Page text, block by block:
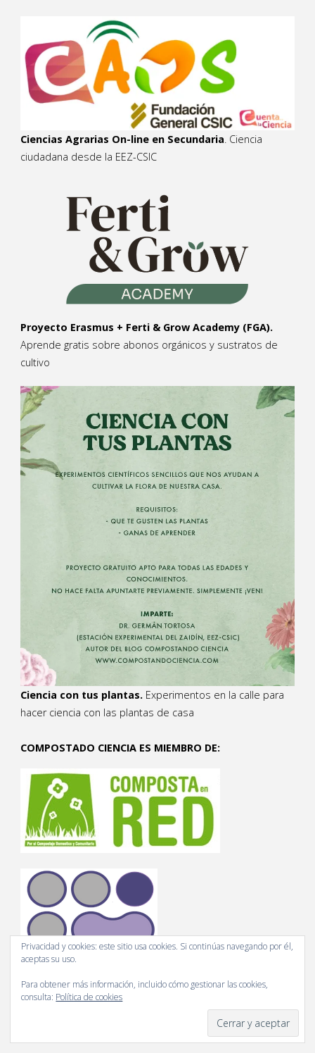
Ciencias Agrarias On-line en Secundaria. Ciencia
ciudadana desde la EEZ-CSIC
Proyecto Erasmus + Ferti & Grow Academy (FGA).
Aprende gratis sobre abonos orgánicos y sustratos de
cultivo
Ciencia con tus plantas. Experimentos en la calle para
hacer ciencia con las plantas de casa
COMPOSTADO CIENCIA ES MIEMBRO DE:
Privacidad y cookies: este sitio usa cookies. Si continúas navegando por él,
aceptas su uso.
Para obtener más información, incluido cómo gestionar las cookies,
consulta: Política de cookies